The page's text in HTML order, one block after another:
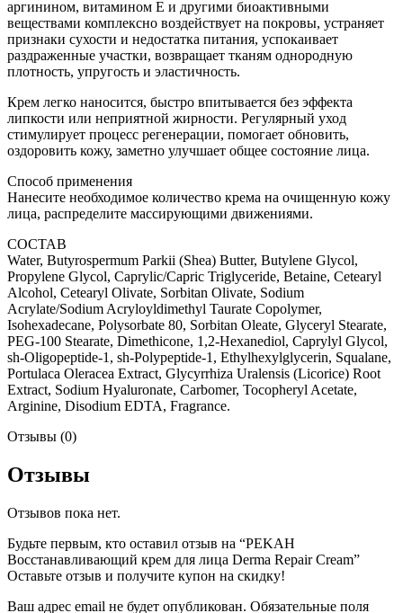
аргинином, витамином E и другими биоактивными
веществами комплексно воздействует на покровы, устраняет
признаки сухости и недостатка питания, успокаивает
раздраженные участки, возвращает тканям однородную
плотность, упругость и эластичность.
Крем легко наносится, быстро впитывается без эффекта
липкости или неприятной жирности. Регулярный уход
стимулирует процесс регенерации, помогает обновить,
оздоровить кожу, заметно улучшает общее состояние лица.
Способ применения
Нанесите необходимое количество крема на очищенную кожу
лица, распределите массирующими движениями.
СОСТАВ
Water, Butyrospermum Parkii (Shea) Butter, Butylene Glycol,
Propylene Glycol, Caprylic/Capric Triglyceride, Betaine, Cetearyl
Alcohol, Cetearyl Olivate, Sorbitan Olivate, Sodium
Acrylate/Sodium Acryloyldimethyl Taurate Copolymer,
Isohexadecane, Polysorbate 80, Sorbitan Oleate, Glyceryl Stearate,
PEG-100 Stearate, Dimethicone, 1,2-Hexanediol, Caprylyl Glycol,
sh-Oligopeptide-1, sh-Polypeptide-1, Ethylhexylglycerin, Squalane,
Portulaca Oleracea Extract, Glycyrrhiza Uralensis (Licorice) Root
Extract, Sodium Hyaluronate, Carbomer, Tocopheryl Acetate,
Arginine, Disodium EDTA, Fragrance.
Отзывы (0)
Отзывы
Отзывов пока нет.
Будьте первым, кто оставил отзыв на “PEKAH
Восстанавливающий крем для лица Derma Repair Cream”
Оставьте отзыв и получите купон на скидку!
Ваш адрес email не будет опубликован. Обязательные поля